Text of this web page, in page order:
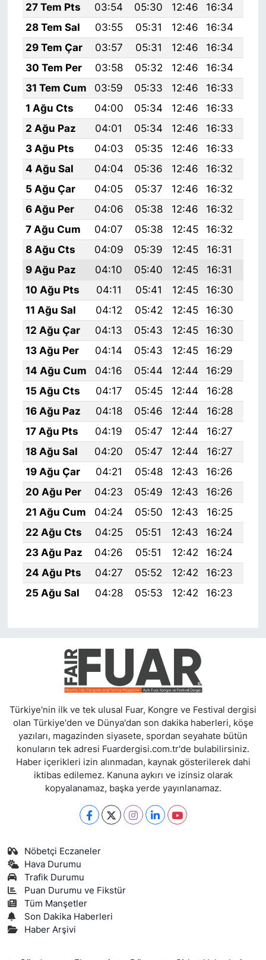
27 Tem Pts
03:54 05:30 12:46 16:34
28 Tem Sal
03:55 05:31 12:46 16:34
29 Tem Çar
03:57 05:31 12:46 16:34
30 Tem Per
03:58 05:32 12:46 16:34
31 Tem Cum
03:59 05:33 12:46 16:33
1 Ağu Cts
04:00 05:34 12:46 16:33
2 Ağu Paz
04:01 05:34 12:46 16:33
3 Ağu Pts
04:03 05:35 12:46 16:33
4 Ağu Sal
04:04 05:36 12:46 16:32
5 Ağu Çar
04:05 05:37 12:46 16:32
6 Ağu Per
04:06 05:38 12:46 16:32
7 Ağu Cum
04:07 05:38 12:45 16:32
8 Ağu Cts
04:09 05:39 12:45 16:31
9 Ağu Paz
04:10 05:40 12:45 16:31
10 Ağu Pts
04:11 05:41 12:45 16:30
11 Ağu Sal
04:12 05:42 12:45 16:30
12 Ağu Çar
04:13 05:43 12:45 16:30
13 Ağu Per
04:14 05:43 12:45 16:29
14 Ağu Cum
04:16 05:44 12:44 16:29
15 Ağu Cts
04:17 05:45 12:44 16:28
16 Ağu Paz
04:18 05:46 12:44 16:28
17 Ağu Pts
04:19 05:47 12:44 16:27
18 Ağu Sal
04:20 05:47 12:44 16:27
19 Ağu Çar
04:21 05:48 12:43 16:26
20 Ağu Per
04:23 05:49 12:43 16:26
21 Ağu Cum
04:24 05:50 12:43 16:25
22 Ağu Cts
04:25 05:51 12:43 16:24
23 Ağu Paz
04:26 05:51 12:42 16:24
24 Ağu Pts
04:27 05:52 12:42 16:23
25 Ağu Sal
04:28 05:53 12:42 16:23
Türkiye'nin ilk ve tek ulusal Fuar, Kongre ve Festival dergisi
olan Türkiye'den ve Dünya'dan son dakika haberleri, köşe
yazıları, magazinden siyasete, spordan seyahate bütün
konuların tek adresi Fuardergisi.com.tr'de bulabilirsiniz.
Haber içerikleri izin alınmadan, kaynak gösterilerek dahi
iktibas edilemez. Kanuna aykırı ve izinsiz olarak
kopyalanamaz, başka yerde yayınlanamaz.
Nöbetçi Eczaneler
Hava Durumu
Trafik Durumu
Puan Durumu ve Fikstür
Tüm Manşetler
Son Dakika Haberleri
Haber Arşivi